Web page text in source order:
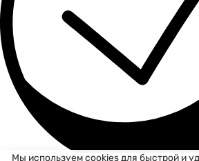
Мы используем cookies для быстрой и